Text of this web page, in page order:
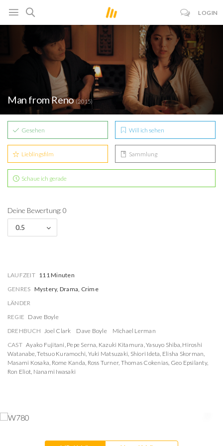
LOGIN
Man from Reno(2015)
Gesehen Will ich sehen
Lieblingsfilm Sammlung
Schaue ich gerade
Deine Bewertung: 0
0.5
LAUFZEIT 111 Minuten
GENRES Mystery, Drama, Crime
LÄNDER
REGIE Dave Boyle
DREHBUCH Joel Clark Dave Boyle
Michael Lerman
CAST Ayako Fujitani, Pepe Serna, Kazuki Kitamura,Yasuyo Shiba, Hiroshi
Watanabe,Tetsuo Kuramochi, Yuki Matsuzaki, Shiori Ideta, Elisha Skorman,
Masami Kosaka, Rome Kanda, Ross Turner, Thomas Cokenias, Geo Epsilanty,
Ron Eliot, Nanami Iwasaki